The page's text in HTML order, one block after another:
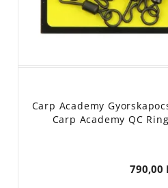
Carp Academy
Carp Academy QC
790,00